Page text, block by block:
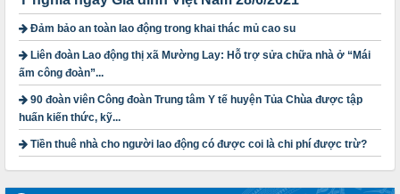
3716/TLD-TC
Công văn hướng dẫn công tác quả lý tài chính, tài sản công
đoàn khi đơn vị sát nhập, chấm dứt hoạt động
Thời gian đăng: 13/04/2025
lượt xem: 2001 | lượt tải:719
60/TB-LĐLĐ
Thông báo công khai dự toán thu, chi tài chính công đoàn
LĐLĐ tỉnh Điện Biên năm 2025
Thời gian đăng: 28/04/2025
Đảm bảo an toàn lao động trong khai thác mủ cao su
Liên đoàn Lao động thị xã Mường Lay: Hỗ trợ sửa chữa nhà ở “Mái
ấm công đoàn”...
90 đoàn viên Công đoàn Trung tâm Y tế huyện Tủa Chùa được tập
huấn kiến thức, kỹ...
Tiền thuê nhà cho người lao động có được coi là chi phí được trừ?